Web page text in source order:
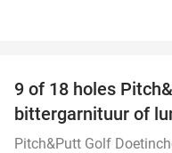
9 of 18 holes
bittergarnituur of
Pitch&Putt Golf